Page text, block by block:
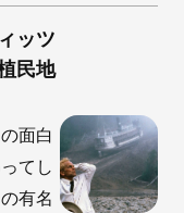
ッツ
民地
面白
てし
有名